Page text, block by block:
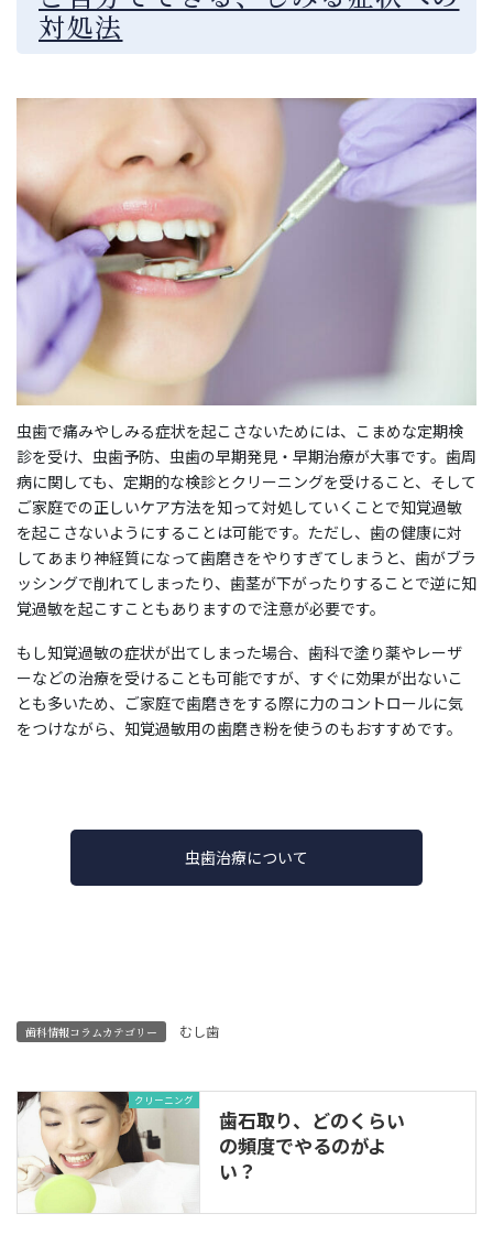
対処法
虫歯で痛みやしみる症状を起こさないためには、こまめな定期検
診を受け、虫歯予防、虫歯の早期発見・早期治療が大事です。歯周
病に関しても、定期的な検診とクリーニングを受けること、そして
ご家庭での正しいケア方法を知って対処していくことで知覚過敏
を起こさないようにすることは可能です。ただし、歯の健康に対
してあまり神経質になって歯磨きをやりすぎてしまうと、歯がブラ
ッシングで削れてしまったり、歯茎が下がったりすることで逆に知
覚過敏を起こすこともありますので注意が必要です。
もし知覚過敏の症状が出てしまった場合、歯科で塗り薬やレーザ
ーなどの治療を受けることも可能ですが、すぐに効果が出ないこ
とも多いため、ご家庭で歯磨きをする際に力のコントロールに気
をつけながら、知覚過敏用の歯磨き粉を使うのもおすすめです。
虫歯治療について
歯科情報コラムカテゴリー むし歯
クリーニング
歯石取り、どのくらい
の頻度でやるのがよ
い？